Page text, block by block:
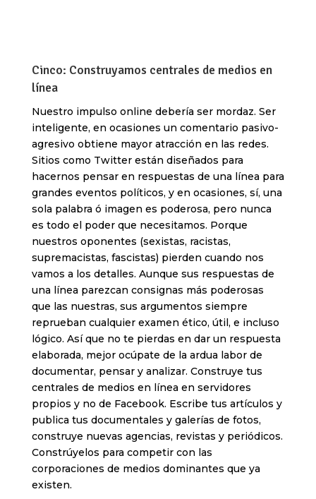
Cinco: Construyamos centrales de medios en
línea
Nuestro impulso online debería ser mordaz. Ser
inteligente, en ocasiones un comentario pasivo-
agresivo obtiene mayor atracción en las redes.
Sitios como Twitter están diseñados para
hacernos pensar en respuestas de una línea para
grandes eventos políticos, y en ocasiones, sí, una
sola palabra ó imagen es poderosa, pero nunca
es todo el poder que necesitamos. Porque
nuestros oponentes (sexistas, racistas,
supremacistas, fascistas) pierden cuando nos
vamos a los detalles. Aunque sus respuestas de
una línea parezcan consignas más poderosas
que las nuestras, sus argumentos siempre
reprueban cualquier examen ético, útil, e incluso
lógico. Así que no te pierdas en dar un respuesta
elaborada, mejor ocúpate de la ardua labor de
documentar, pensar y analizar. Construye tus
centrales de medios en línea en servidores
propios y no de Facebook. Escribe tus artículos y
publica tus documentales y galerías de fotos,
construye nuevas agencias, revistas y periódicos.
Constrúyelos para competir con las
corporaciones de medios dominantes que ya
existen.